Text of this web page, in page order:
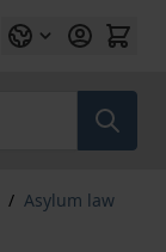
/ Asylum law